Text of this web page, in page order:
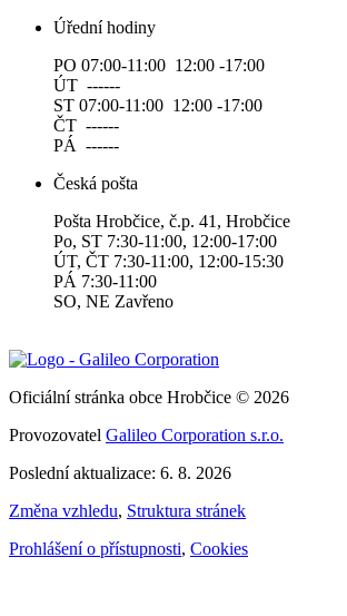
Úřední hodiny
PO 07:00-11:00 12:00 -17:00
ÚT ------
ST 07:00-11:00 12:00 -17:00
ČT ------
PÁ ------
Česká pošta
Pošta Hrobčice, č.p. 41, Hrobčice
Po, ST 7:30-11:00, 12:00-17:00
ÚT, ČT 7:30-11:00, 12:00-15:30
PÁ 7:30-11:00
SO, NE Zavřeno
Oficiální stránka obce Hrobčice © 2026
Provozovatel Galileo Corporation s.r.o.
Poslední aktualizace: 6. 8. 2026
Změna vzhledu, Struktura stránek
Prohlášení o přístupnosti, Cookies